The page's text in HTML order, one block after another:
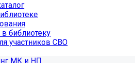
в библиотеку
участников СВО
МК и НП